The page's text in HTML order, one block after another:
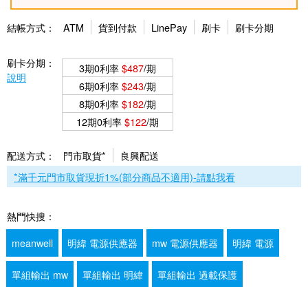
結帳方式： ATM 貨到付款 LinePay 刷卡 刷卡分期
刷卡分期：
說明
3期0利率$487/期
6期0利率$243/期
8期0利率$182/期
12期0利率$122/期
配送方式： 門市取貨*
良興配送
*滿千元門市取貨現折1%(部分商品不適用)-請點我看
熱門快搜：
meanwell
明緯 電源供應器 mw 電源供應器 明緯 電源
單組輸出 mw 單組輸出 明緯 單組輸出 過載保護